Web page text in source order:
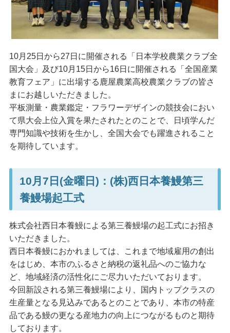
10月25日から27日に開催される「日本学校農業クラブ全
国大会」及び10月15日から16日に開催される「全国産業
教育フェア」に出場する鹿屋農業高校農業クラブの皆さ
まにお越しいただきました。
平板測量・農業鑑定・フラワーデザインの競技会におい
て県大会上位入賞を果たされたとのことで、日頃学んだ
専門知識や技術を生かし、全国大会でも躍進されること
を期待しています。
10月7日(金曜日)：(株)西日本養鰻第三
養鰻場起工式
株式会社西日本養鰻による第三養鰻場の起工式にお招き
いただきました。
西日本養鰻におかれましては、これまで地域雇用の創出
をはじめ、本市のふるさと納税の返礼品へのご協力な
ど、地域経済の活性化にご尽力いただいております。
今回新設される第三養鰻場により、国内トップクラスの
生産量となる見込みであるとのことであり、本市の特産
品である鰻の更なる産地力の向上につながるものと期待
しております。